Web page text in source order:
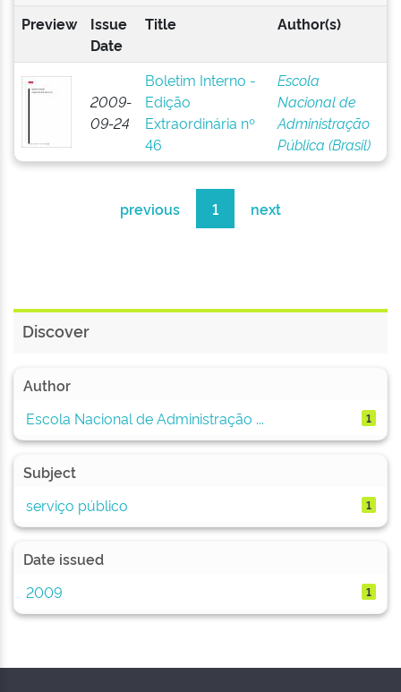
Preview
Issue
Date
Title Author(s)
2009-
09-24
Boletim Interno -
Edição
Extraordinária nº
46
Escola
Nacional de
Administração
Pública (Brasil)
previous 1 next
Discover
Author
Escola Nacional de Administração ...
1
Subject
serviço público
1
Date issued
2009
1